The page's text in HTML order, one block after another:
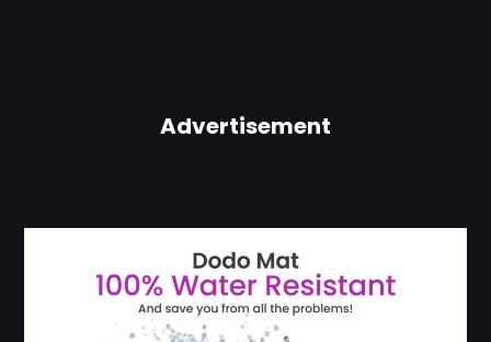
Advertisement